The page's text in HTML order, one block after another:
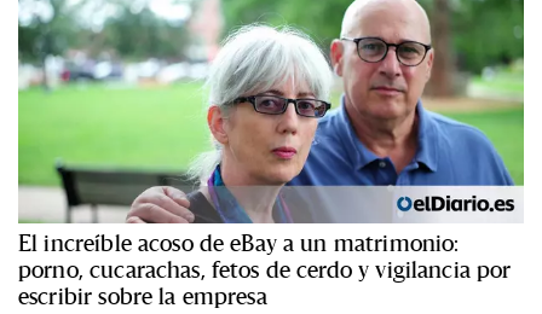
El increíble acoso de eBay a un matrimonio:
porno, cucarachas, fetos de cerdo y vigilancia por
escribir sobre la empresa